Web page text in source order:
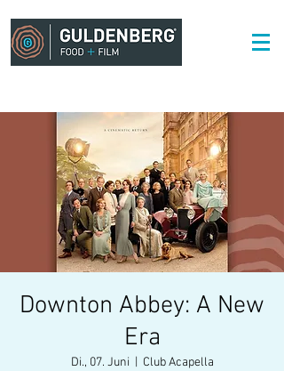
Downton Abbey: A New
Era
Di., 07. Juni Club Acapella